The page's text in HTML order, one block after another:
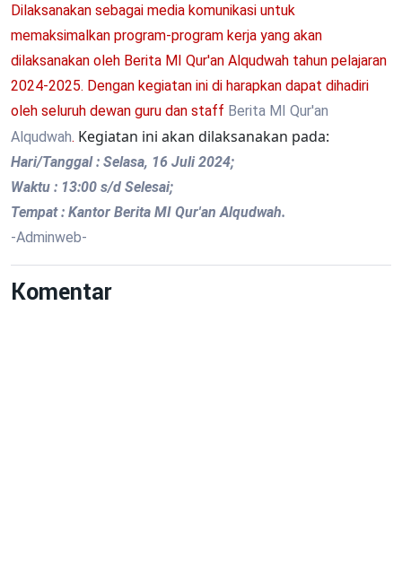
Dilaksanakan sebagai media komunikasi untuk
memaksimalkan program-program kerja yang akan
dilaksanakan oleh Berita MI Qur'an Alqudwah tahun pelajaran
2024-2025. Dengan kegiatan ini di harapkan dapat dihadiri
oleh seluruh dewan guru dan staff Berita MI Qur'an
Alqudwah. Kegiatan ini akan dilaksanakan pada:
Hari/Tanggal : Selasa, 16 Juli 2024;
Waktu : 13:00 s/d Selesai;
Tempat : Kantor Berita MI Qur'an Alqudwah.
-Adminweb-
Komentar